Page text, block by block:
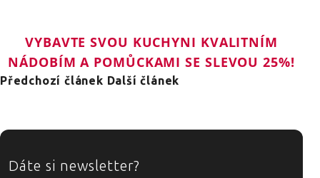
VYBAVTE SVOU KUCHYNI KVALITNÍM
NÁDOBÍM A POMŮCKAMI SE SLEVOU 25%!
Předchozí článek Další článek
ZÁPATÍ
Dáte si newsletter?